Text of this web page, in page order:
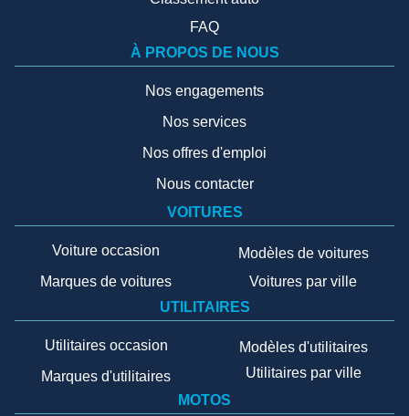
FAQ
À PROPOS DE NOUS
Nos engagements
Nos services
Nos offres d'emploi
Nous contacter
VOITURES
Voiture occasion
Marques de voitures
Modèles de voitures
Voitures par ville
UTILITAIRES
Utilitaires occasion
Marques d'utilitaires
Modèles d'utilitaires
Utilitaires par ville
MOTOS